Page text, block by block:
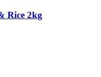
Rice 2kg